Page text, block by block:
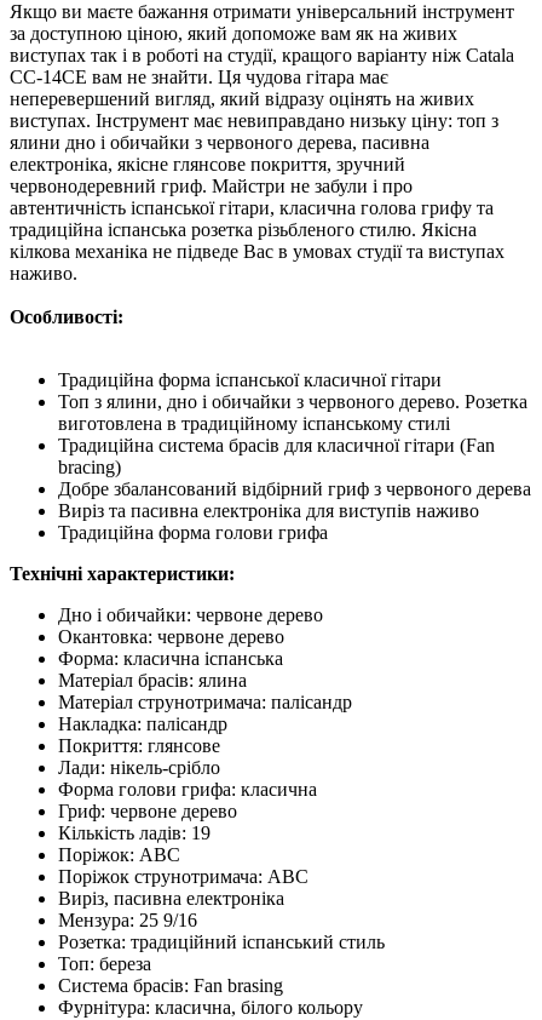
Якщо ви маєте бажання отримати універсальний інструмент
за доступною ціною, який допоможе вам як на живих
виступах так і в роботі на студії, кращого варіанту ніж Catala
CC-14CE вам не знайти. Ця чудова гітара має
неперевершений вигляд, який відразу оцінять на живих
виступах. Інструмент має невиправдано низьку ціну: топ з
ялини дно і обичайки з червоного дерева, пасивна
електроніка, якісне глянсове покриття, зручний
червонодеревний гриф. Майстри не забули і про
автентичність іспанської гітари, класична голова грифу та
традиційна іспанська розетка різьбленого стилю. Якісна
кілкова механіка не підведе Вас в умовах студії та виступах
наживо.
Особливості:
Традиційна форма іспанської класичної гітари
Топ з ялини, дно і обичайки з червоного дерево. Розетка
виготовлена в традиційному іспанському стилі
Традиційна система брасів для класичної гітари (Fan
bracing)
Добре збалансований відбірний гриф з червоного дерева
Виріз та пасивна електроніка для виступів наживо
Традиційна форма голови грифа
Технічні характеристики:
Дно і обичайки: червоне дерево
Окантовка: червоне дерево
Форма: класична іспанська
Матеріал брасів: ялина
Матеріал струнотримача: палісандр
Накладка: палісандр
Покриття: глянсове
Лади: нікель-срібло
Форма голови грифа: класична
Гриф: червоне дерево
Кількість ладів: 19
Поріжок: АВС
Поріжок струнотримача: АВС
Виріз, пасивна електроніка
Мензура: 25 9/16
Розетка: традиційний іспанський стиль
Топ: береза
Система брасів: Fan brasing
Фурнітура: класична, білого кольору